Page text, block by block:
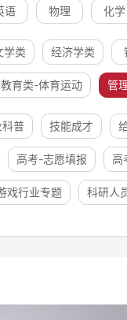
语 物理 化学
学类 经济学类
教育类-体育运动 管
普 技能成才
高考-志愿填报 高
戏行业专题 科研人